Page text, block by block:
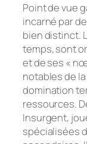
Point de vue
incarné par
bien distinct.
temps, sont
et de ses «
notables de
domination
ressources.
Insurgent,
spécialisées